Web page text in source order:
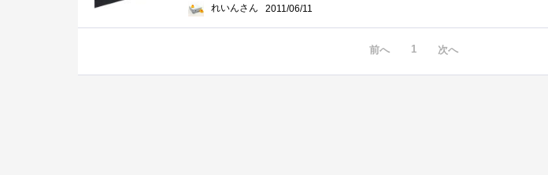
れいんさん
2011/06/11
前へ 1 次へ